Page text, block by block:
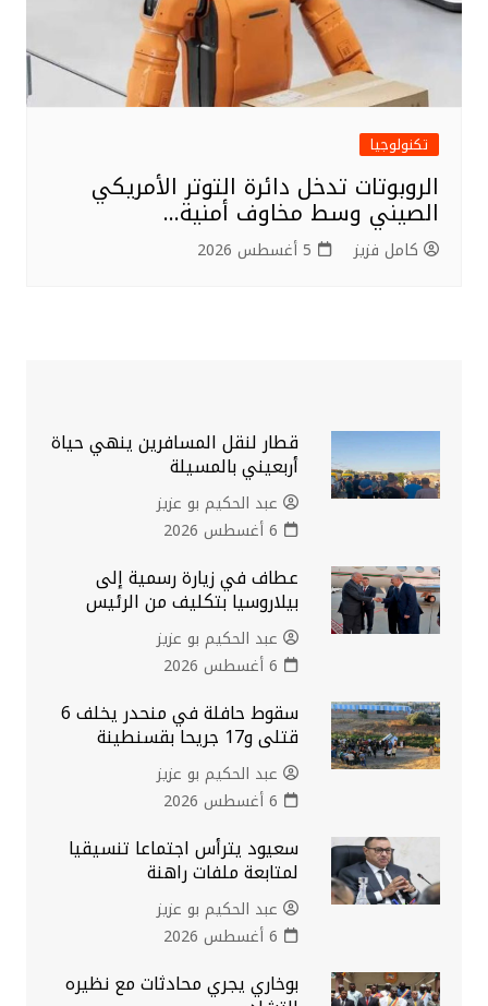
تكنولوجيا
الروبوتات تدخل دائرة التوتر الأمريكي
الصيني وسط مخاوف أمنية…
كامل فزيز 5 أغسطس 2026
قطار لنقل المسافرين ينهي حياة
أربعيني بالمسيلة
عبد الحكيم بو عزيز
6 أغسطس 2026
عطاف في زيارة رسمية إلى
بيلاروسيا بتكليف من الرئيس
عبد الحكيم بو عزيز
6 أغسطس 2026
سقوط حافلة في منحدر يخلف 6
قتلى و17 جريحا بقسنطينة
عبد الحكيم بو عزيز
6 أغسطس 2026
سعيود يترأس اجتماعا تنسيقيا
لمتابعة ملفات راهنة
عبد الحكيم بو عزيز
6 أغسطس 2026
بوخاري يجري محادثات مع نظيره